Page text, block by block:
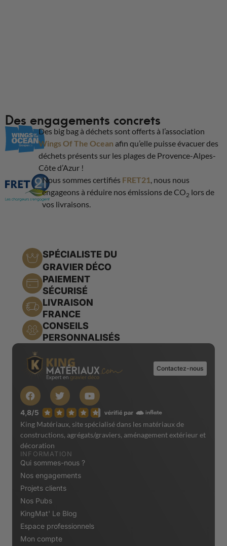
Des engagements concrets
Des big bag à déchets sont offerts à l’association
Wings Of The Ocean afin qu’elle puisse évacuer des
déchets présents sur les plages de Provence-Alpes-
Côte d’Azur !
Nous sommes certifiés FRET21, nous nous
engageons à réduire nos émissions de CO2 lors de
vos livraisons.
SPÉCIALISTE DU
GRAVIER DÉCO
PAIEMENT
SÉCURISÉ
LIVRAISON
FRANCE
CONSEILS
PERSONNALISÉS
Contactez-nous
King Matériaux, site spécialisé dans les matériaux de
constructions, agrégats/graviers, aménagement extérieur et
décoration
INFORMATION
Qui sommes-nous ?
Nos engagements
Projets clients
Nos Pubs
KingMat' Le Blog
Espace professionnels
Mon compte